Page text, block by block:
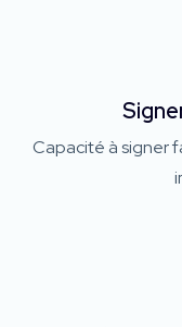
Capacité à signer